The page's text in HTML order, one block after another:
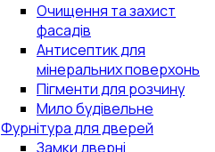
Очищення та захист
фасадів
Антисептик для
мінеральних поверхонь
Пігменти для розчину
Мило будівельне
Фурнітура для дверей
Замки дверні